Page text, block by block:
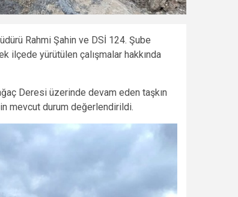
Rahmi Şahin ve DSİ 124. Şube
ilçede yürütülen çalışmalar hakkında
Deresi üzerinde devam eden taşkın
mevcut durum değerlendirildi.